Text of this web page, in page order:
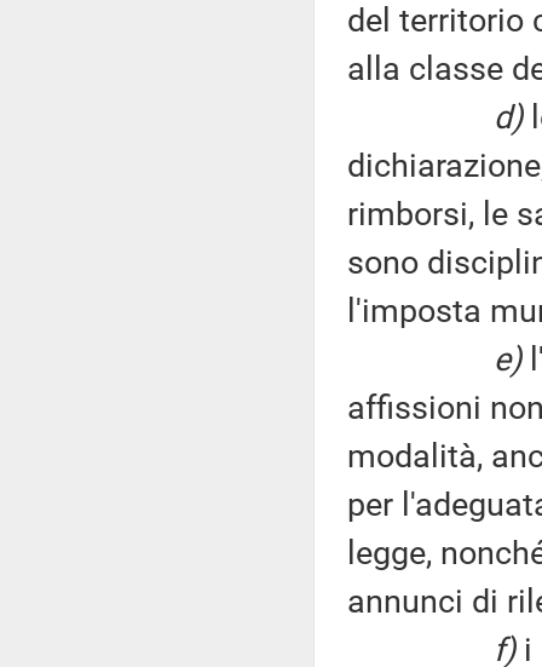
del territorio
alla classe
d)
rimborsi, le
sono
l'imposta
e)
affissioni
modalità,
per
legge,
annunci di
f)i